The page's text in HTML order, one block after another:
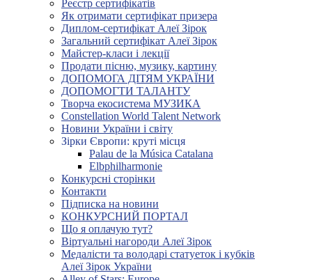
Реєстр сертифікатів
Як отримати сертифікат призера
Диплом-сертифікат Алеї Зірок
Загальний сертифікат Алеї Зірок
Майстер-класи і лекції
Продати пісню, музику, картину
ДОПОМОГА ДІТЯМ УКРАЇНИ
ДОПОМОГТИ ТАЛАНТУ
Творча екосистема МУЗИКА
Constellation World Talent Network
Новини України і світу
Зірки Європи: круті місця
Palau de la Música Catalana
Elbphilharmonie
Конкурсні сторінки
Контакти
Підписка на новини
КОНКУРСНИЙ ПОРТАЛ
Що я оплачую тут?
Віртуальні нагороди Алеї Зірок
Медалісти та володарі статуеток і кубків
Алеї Зірок України